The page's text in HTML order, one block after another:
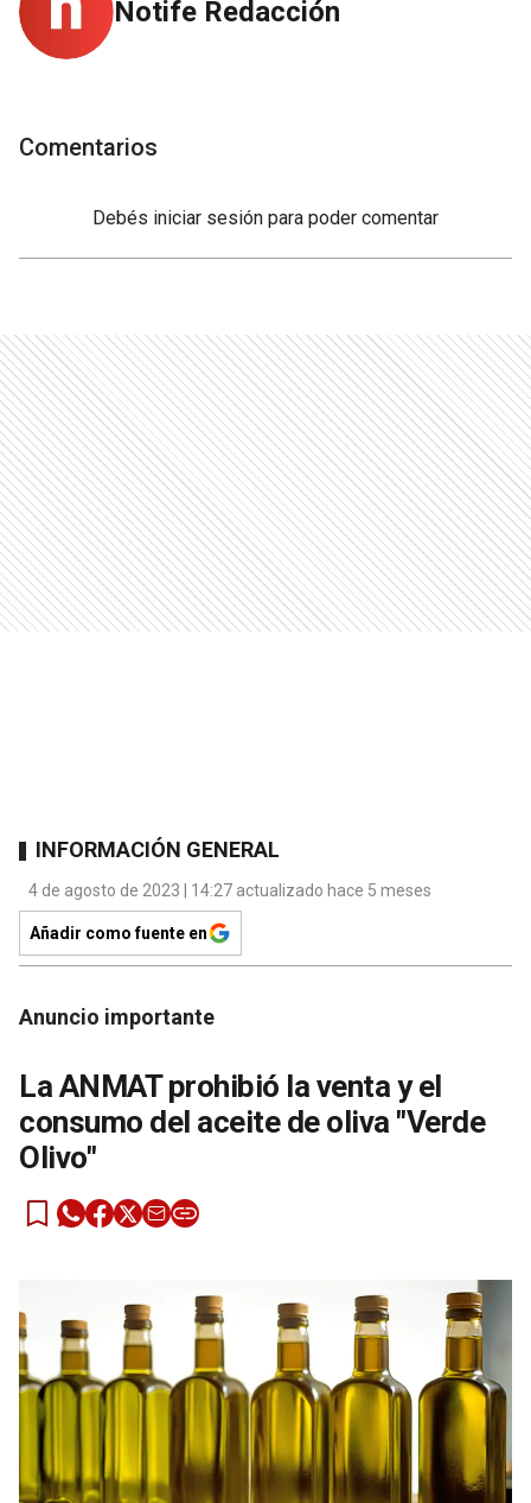
Notife Redacción
Comentarios
Debés iniciar sesión para poder comentar
INFORMACIÓN GENERAL
4 de agosto de 2023 | 14:27 actualizado hace 5 meses
Añadir como fuente en
Anuncio importante
La ANMAT prohibió la venta y el
consumo del aceite de oliva "Verde
Olivo"